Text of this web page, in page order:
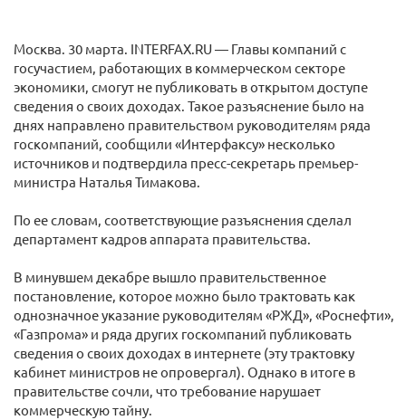
Москва. 30 марта. INTERFAX.RU — Главы компаний с
госучастием, работающих в коммерческом секторе
экономики, смогут не публиковать в открытом доступе
сведения о своих доходах. Такое разъяснение было на
днях направлено правительством руководителям ряда
госкомпаний, сообщили «Интерфаксу» несколько
источников и подтвердила пресс-секретарь премьер-
министра Наталья Тимакова.
По ее словам, соответствующие разъяснения сделал
департамент кадров аппарата правительства.
В минувшем декабре вышло правительственное
постановление, которое можно было трактовать как
однозначное указание руководителям «РЖД», «Роснефти»,
«Газпрома» и ряда других госкомпаний публиковать
сведения о своих доходах в интернете (эту трактовку
кабинет министров не опровергал). Однако в итоге в
правительстве сочли, что требование нарушает
коммерческую тайну.